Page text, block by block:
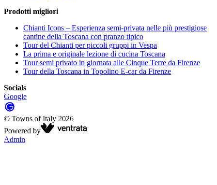
Prodotti migliori
Chianti Icons – Esperienza semi-privata nelle più prestigiose
cantine della Toscana con pranzo tipico
Tour del Chianti per piccoli gruppi in Vespa
La prima e originale lezione di cucina Toscana
Tour semi privato in giornata alle Cinque Terre da Firenze
Tour della Toscana in Topolino E-car da Firenze
Socials
Google
© Towns of Italy 2026
Powered by
Admin